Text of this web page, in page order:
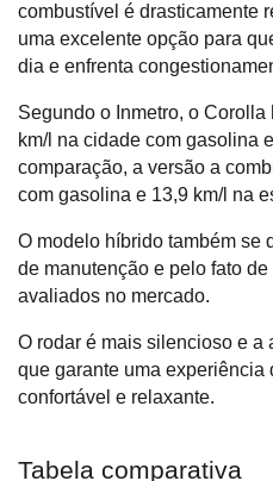
combustível é drasticamente
uma excelente opção para
dia e enfrenta
Segundo o Inmetro, o
km/l na cidade com gasolina
comparação, a versão a
com gasolina e 13,9 km/l na
O modelo híbrido também se
de manutenção e pelo fato
avaliados no mercado.
O rodar é mais silencioso e a
que garante uma experiência
confortável e relaxante.
Tabela comparativa